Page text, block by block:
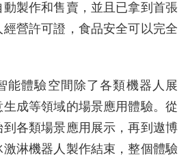
製作和售賣，並且已拿到首張
營許可證，食品安全可以完全
能體驗空間除了各類機器人展
成等領域的場景應用體驗。從
各類場景應用展示，再到遨博
淋機器人製作結束，整個體驗